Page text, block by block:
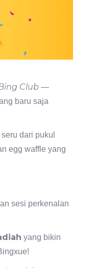
Club —
baru saja
dari pukul
egg waffle yang
sesi perkenalan
yang bikin